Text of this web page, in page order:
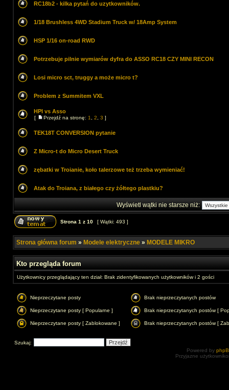
RC18b2 - kilka pytań do uzytkowników.
1/18 Brushless 4WD Stadium Truck w/ 18Amp System
HSP 1/16 on-road RWD
Potrzebuje pilnie wymiarów dyfra do ASSO RC18 CZY MINI RECON
Losi micro sct, truggy a może micro t?
Problem z Summitem VXL
HPI vs Asso
[ Przejdź na stronę: 1 2 3 ]
TEK18T CONVERSION pytanie
Z Micro-t do Micro Desert Truck
zębatki w Troianie, koło talerzowe też trzeba wymieniać!
Atak do Troiana, z białego czy żółtego plastkiu?
Wyświetl wątki nie starsze niż:
Strona 1 z 10 [ Wątki: 493 ]
Strona główna forum » Modele elektryczne » MODELE MIKRO
Kto przegląda forum
Użytkownicy przeglądający ten dział: Brak zidentyfikowanych użytkowników i 2 gości
Nieprzeczytane posty Brak nieprzeczytanych postów
Nieprzeczytane posty [ Popularne ] Brak nieprzeczytanych postów [
Nieprzeczytane posty [ Zablokowane ] Brak nieprzeczytanych postów [
Szukaj:
Powered by
Przyjazne